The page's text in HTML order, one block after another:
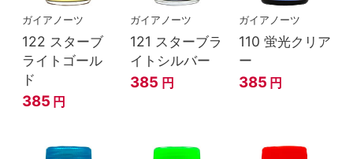
ガイアノーツ
122 スターブ
ライトゴール
ド
385 円
ガイアノーツ
121 スターブラ
イトシルバー
385 円
ガイアノーツ
110 蛍光クリア
ー
385 円